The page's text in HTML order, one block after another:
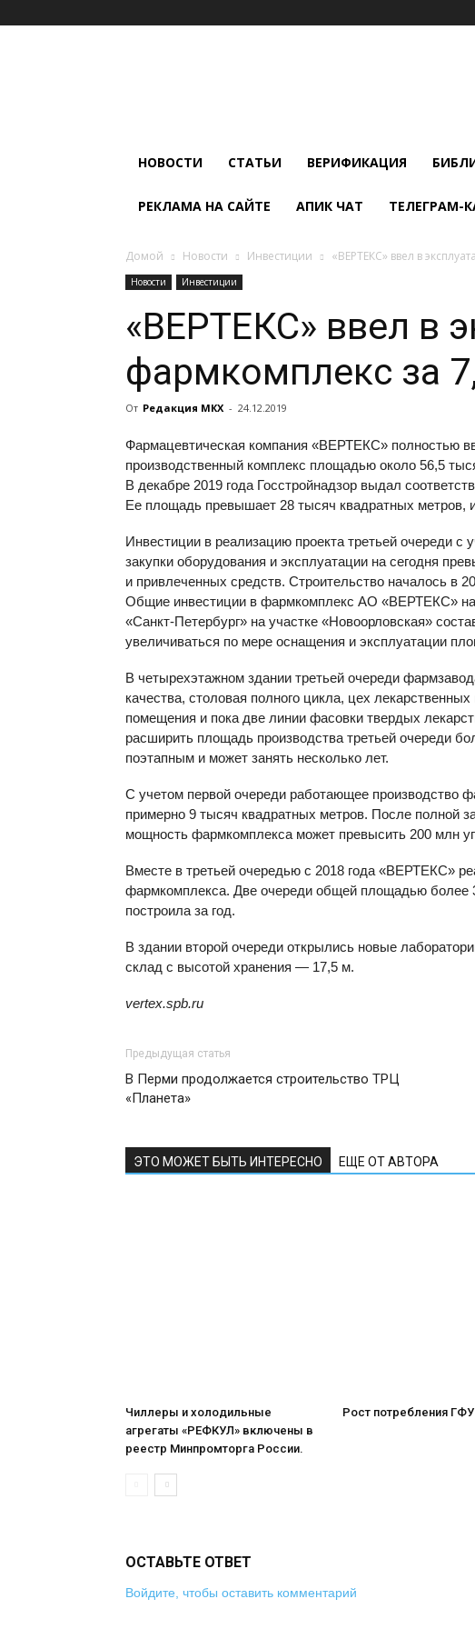
НОВОСТИ СТАТЬИ ВЕРИФИКАЦИЯ
РЕКЛАМА НА САЙТЕ АПИК ЧАТ ТЕЛЕГРАМ-
Домой Новости Инвестиции «ВЕРТЕКС» ввел в
Новости Инвестиции
«ВЕРТЕКС» ввел в
фармкомплекс за
От Редакция МКХ - 24.12.2019
Фармацевтическая компания «ВЕРТЕКС» полностью
производственный комплекс площадью около 56,5
В декабре 2019 года Госстройнадзор выдал
Ее площадь превышает 28 тысяч квадратных метров,
Инвестиции в реализацию проекта третьей очереди с
закупки оборудования и эксплуатации на сегодня
и привлеченных средств. Строительство началось в
Общие инвестиции в фармкомплекс АО «ВЕРТЕКС» на
«Санкт-Петербург» на участке «Новоорловская»
увеличиваться по мере оснащения и эксплуатации
В четырехэтажном здании третьей очереди
качества, столовая полного цикла, цех
помещения и пока две линии фасовки твердых
расширить площадь производства третьей очереди
поэтапным и может занять несколько лет.
С учетом первой очереди работающее производство
примерно 9 тысяч квадратных метров. После полной
мощность фармкомплекса может превысить 200 млн
Вместе в третьей очередью с 2018 года «ВЕРТЕКС»
фармкомплекса. Две очереди общей площадью более
построила за год.
В здании второй очереди открылись новые
склад с высотой хранения — 17,5 м.
vertex.spb.ru
Предыдущая статья
В Перми продолжается строительство ТРЦ
«Планета»
ЭТО МОЖЕТ БЫТЬ ИНТЕРЕСНО ЕЩЕ ОТ АВТОРА
Чиллеры и холодильные
агрегаты «РЕФКУЛ» включены в
реестр Минпромторга России.
Рост потребления
ОСТАВЬТЕ ОТВЕТ
Войдите, чтобы оставить комментарий